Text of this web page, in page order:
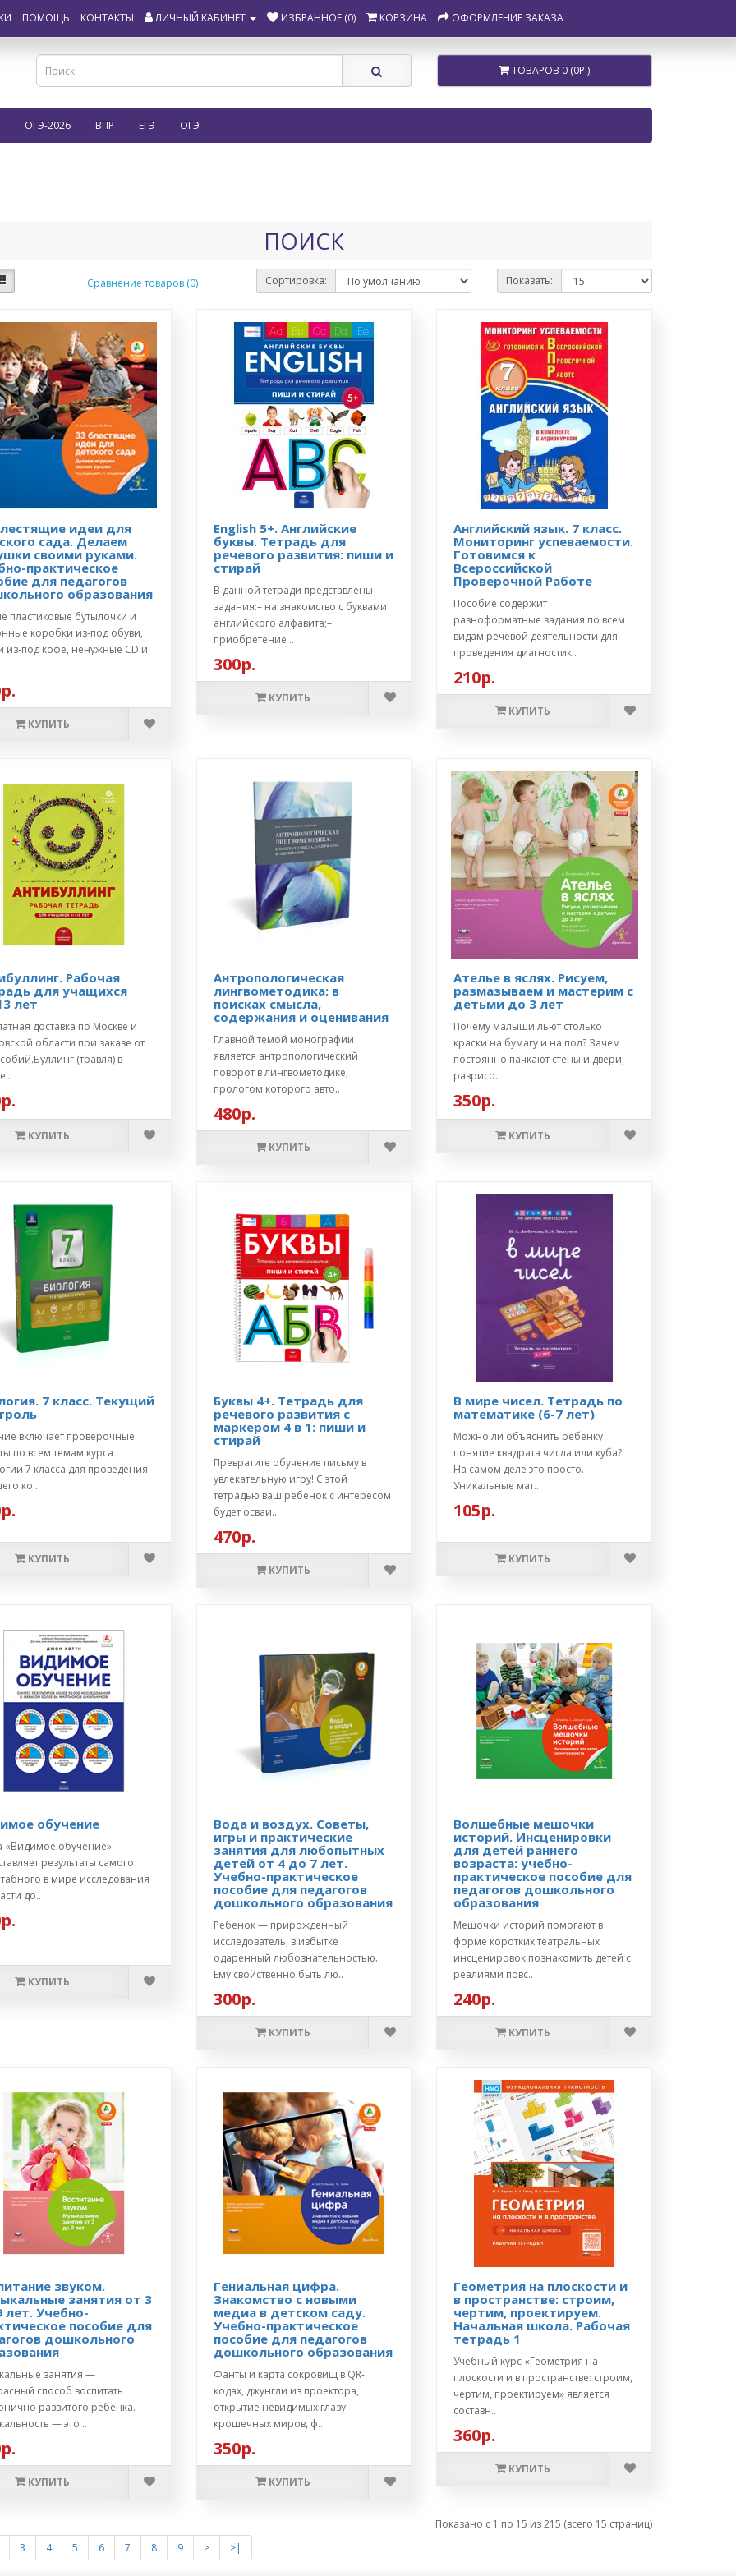
ПОМОЩЬ КОНТАКТЫ ЛИЧНЫЙ КАБИНЕТ ИЗБРАННОЕ (0) КОРЗИНА ОФОРМЛЕНИЕ ЗАКАЗА
ТОВАРОВ 0 (0Р.)
ОГЭ-2026 ВПР ЕГЭ ОГЭ
ПОИСК
Сравнение товаров (0) Сортировка: Показать:
идеи для
сада. Делаем
своими руками.
практическое
для педагогов
образования
пластиковые бутылочки и
коробки из-под обуви,
из-под кофе, ненужные CD и
КУПИТЬ
English 5+. Английские
буквы. Тетрадь для
речевого развития: пиши и
стирай
В данной тетради представлены
задания:– на знакомство с буквами
английского алфавита;–
приобретение ..
300р.
КУПИТЬ
Английский язык. 7 класс.
Мониторинг успеваемости.
Готовимся к
Всероссийской
Проверочной Работе
Пособие содержит
разноформатные задания по всем
видам речевой деятельности для
проведения диагностик..
210р.
КУПИТЬ
Рабочая
для учащихся
лет
доставка по Москве и
области при заказе от
(травля) в
КУПИТЬ
Антропологическая
лингвометодика: в
поисках смысла,
содержания и оценивания
Главной темой монографии
является антропологический
поворот в лингвометодике,
прологом которого авто..
480р.
КУПИТЬ
Ателье в яслях. Рисуем,
размазываем и мастерим с
детьми до 3 лет
Почему малыши льют столько
краски на бумагу и на пол? Зачем
постоянно пачкают стены и двери,
разрисо..
350р.
КУПИТЬ
7 класс. Текущий
включает проверочные
по всем темам курса
7 класса для проведения
ко..
КУПИТЬ
Буквы 4+. Тетрадь для
речевого развития с
маркером 4 в 1: пиши и
стирай
Превратите обучение письму в
увлекательную игру! С этой
тетрадью ваш ребенок с интересом
будет осваи..
470р.
КУПИТЬ
В мире чисел. Тетрадь по
математике (6-7 лет)
Можно ли объяснить ребенку
понятие квадрата числа или куба?
На самом деле это просто.
Уникальные мат..
105р.
КУПИТЬ
обучение
«Видимое обучение»
результаты самого
в мире исследования
до..
КУПИТЬ
Вода и воздух. Советы,
игры и практические
занятия для любопытных
детей от 4 до 7 лет.
Учебно-практическое
пособие для педагогов
дошкольного образования
Ребенок — прирожденный
исследователь, в избытке
одаренный любознательностью.
Ему свойственно быть лю..
300р.
КУПИТЬ
Волшебные мешочки
историй. Инсценировки
для детей раннего
возраста: учебно-
практическое пособие для
педагогов дошкольного
образования
Мешочки историй помогают в
форме коротких театральных
инсценировок познакомить детей с
реалиями повс..
240р.
КУПИТЬ
звуком.
занятия от 3
лет. Учебно-
пособие для
дошкольного
занятия —
способ воспитать
развитого ребенка.
— это ..
КУПИТЬ
Гениальная цифра.
Знакомство с новыми
медиа в детском саду.
Учебно-практическое
пособие для педагогов
дошкольного образования
Фанты и карта сокровищ в QR-
кодах, джунгли из проектора,
открытие невидимых глазу
крошечных миров, ф..
350р.
КУПИТЬ
Геометрия на плоскости и
в пространстве: строим,
чертим, проектируем.
Начальная школа. Рабочая
тетрадь 1
Учебный курс «Геометрия на
плоскости и в пространстве: строим,
чертим, проектируем» является
составн..
360р.
КУПИТЬ
3 4 5 6 7 8 9 > >|
Показано с 1 по 15 из 215 (всего 15 страниц)